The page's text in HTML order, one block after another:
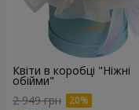
Квіти в коробці "Ніжні
обійми"
2 949 грн